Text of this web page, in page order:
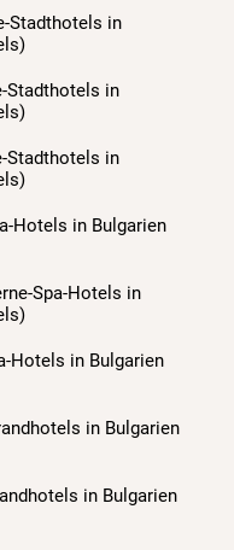
Stadthotels in
Stadthotels in
Stadthotels in
Hotels in Bulgarien
Spa-Hotels in
Hotels in Bulgarien
in Bulgarien
in Bulgarien